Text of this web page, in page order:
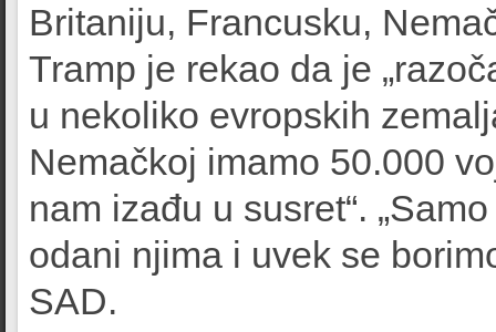
Britaniju, Francusku,
Tramp je rekao da je
u nekoliko evropskih
Nemačkoj imamo 50.000
nam izađu u susret“.
odani njima i uvek se
SAD.